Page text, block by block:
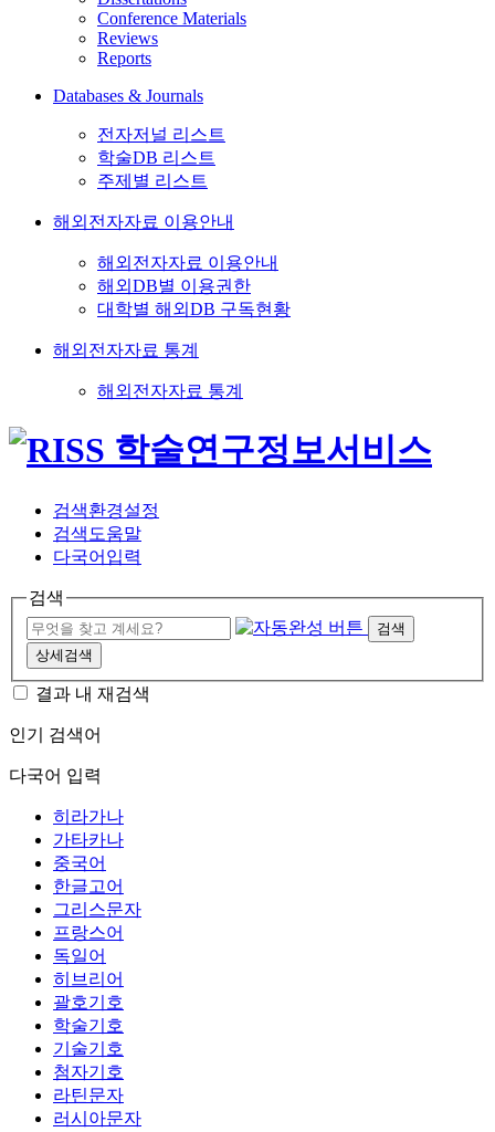
Conference Materials
Reviews
Reports
Databases & Journals
전자저널 리스트
학술DB 리스트
주제별 리스트
해외전자자료 이용안내
해외전자자료 이용안내
해외DB별 이용권한
대학별 해외DB 구독현황
해외전자자료 통계
해외전자자료 통계
검색환경설정
검색도움말
다국어입력
검색
검색
상세검색
결과 내 재검색
인기 검색어
다국어 입력
히라가나
가타카나
중국어
한글고어
그리스문자
프랑스어
독일어
히브리어
괄호기호
학술기호
기술기호
첨자기호
라틴문자
러시아문자